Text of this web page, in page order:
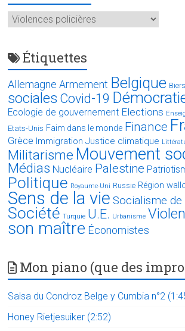
Catégories
Étiquettes
Allemagne Armement Belgique
sociales Covid-19
Ecologie de gouvernement Elections
Etats-Unis Faim dans le monde Finance
Grèce Immigration Justice climatique
Militarisme Mouvement
Médias Nucléaire Palestine
Politique Royaume-Uni Russie Région
Sens de la vie Socialisme
Société Turquie U.E. Urbanisme
son maître Économistes
Mon piano (que des
Salsa du Condroz Belge y Cumbia n°2
Honey Rietjesuiker (2:52)